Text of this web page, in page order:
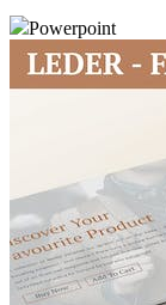
Powerpoint